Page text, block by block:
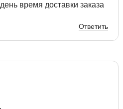
время доставки заказа
Ответить